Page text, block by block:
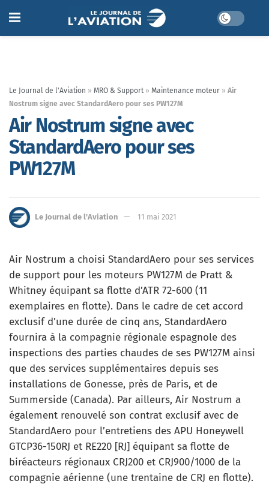
Le Journal de l'Aviation » MRO & Support » Maintenance moteur » Air
Nostrum signe avec StandardAero pour ses PW127M
Air Nostrum signe avec
StandardAero pour ses
PW127M
Le Journal de l'Aviation 11 mai 2021
Air Nostrum a choisi StandardAero pour ses services
de support pour les moteurs PW127M de Pratt &
Whitney équipant sa flotte d’ATR 72-600 (11
exemplaires en flotte). Dans le cadre de cet accord
exclusif d’une durée de cinq ans, StandardAero
fournira à la compagnie régionale espagnole des
inspections des parties chaudes de ses PW127M ainsi
que des services supplémentaires depuis ses
installations de Gonesse, près de Paris, et de
Summerside (Canada). Par ailleurs, Air Nostrum a
également renouvelé son contrat exclusif avec de
StandardAero pour l’entretiens des APU Honeywell
GTCP36-150RJ et RE220 [RJ] équipant sa flotte de
biréacteurs régionaux CRJ200 et CRJ900/1000 de la
compagnie aérienne (une trentaine de CRJ en flotte).